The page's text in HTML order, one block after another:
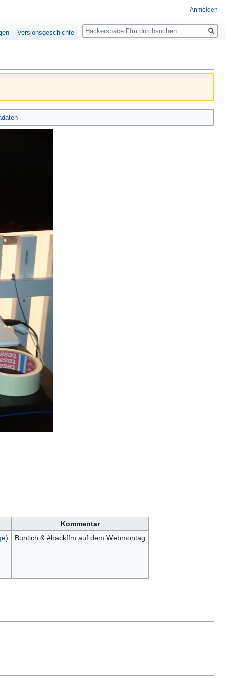
Kommentar
) Buntich & #hackffm auf dem Webmontag
Anmelden
Versionsgeschichte
Suche